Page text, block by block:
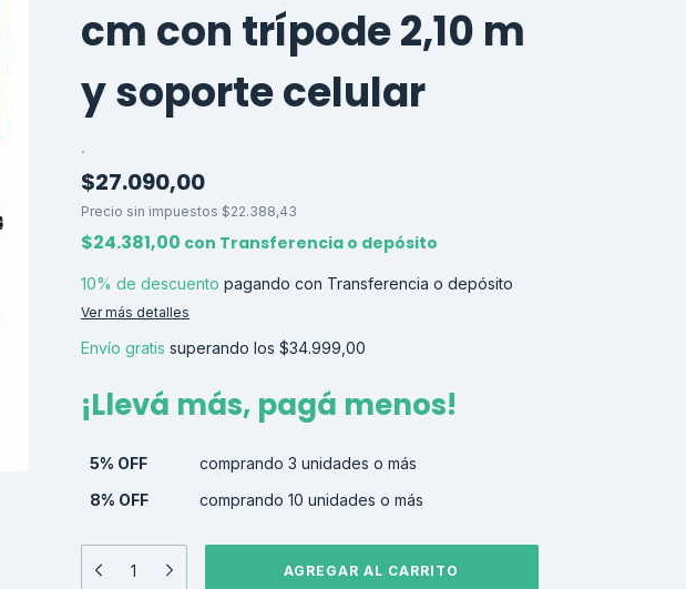
cm con trípode 2,10 m
y soporte celular
.
$27.090,00
Precio sin impuestos $22.388,43
$24.381,00 con Transferencia o depósito
10% de descuento pagando con Transferencia o depósito
Ver más detalles
Envío gratis superando los $34.999,00
¡Llevá más, pagá menos!
5% OFF
comprando 3 unidades o más
8% OFF
comprando 10 unidades o más